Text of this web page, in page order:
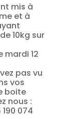
mis à
et à
10kg sur
mardi 12
pas vu
vos
boite
nous :
074